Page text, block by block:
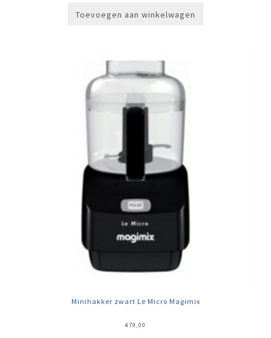
Toevoegen aan winkelwagen
Minihakker zwart Le Micro Magimix
€79,00